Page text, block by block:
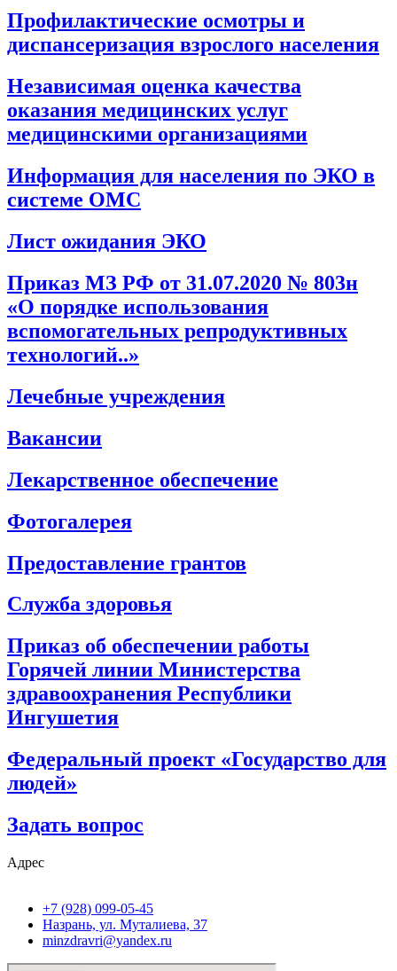
Профилактические осмотры и
диспансеризация взрослого населения
Независимая оценка качества
оказания медицинских услуг
медицинскими организациями
Информация для населения по ЭКО в
системе ОМС
Лист ожидания ЭКО
Приказ МЗ РФ от 31.07.2020 № 803н
«О порядке использования
вспомогательных репродуктивных
технологий..»
Лечебные учреждения
Вакансии
Лекарственное обеспечение
Фотогалерея
Предоставление грантов
Служба здоровья
Приказ об обеспечении работы
Горячей линии Министерства
здравоохранения Республики
Ингушетия
Федеральный проект «Государство для
людей»
Задать вопрос
Адрес
+7 (928) 099-05-45
Назрань, ул. Муталиева, 37
minzdravri@yandex.ru